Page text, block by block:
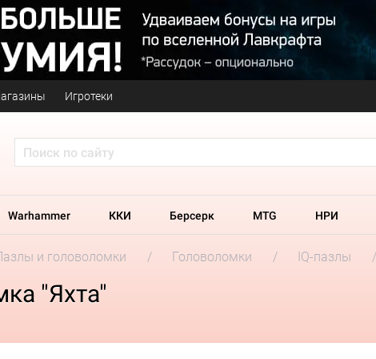
Игротеки
Warhammer ККИ Берсерк MTG НРИ
и головоломки Головоломки IQ-пазлы
"Яхта"